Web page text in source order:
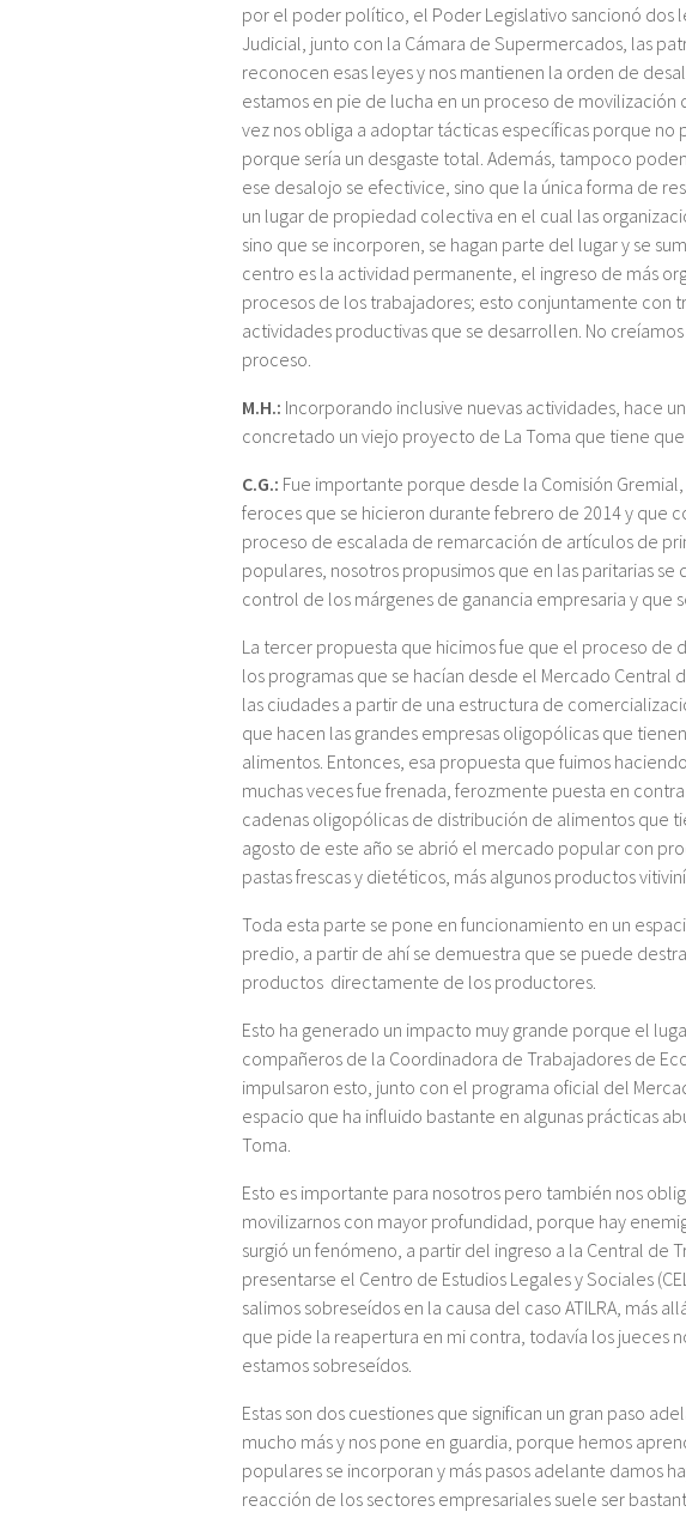
por el poder político, el Poder Legislativo sancionó
Judicial, junto con la Cámara de Supermercados, las
reconocen esas leyes y nos mantienen la orden de
estamos en pie de lucha en un proceso de
vez nos obliga a adoptar tácticas específicas porque no
porque sería un desgaste total. Además, tampoco
ese desalojo se efectivice, sino que la única forma de
un lugar de propiedad colectiva en el cual las
sino que se incorporen, se hagan parte del lugar y se
centro es la actividad permanente, el ingreso de más
procesos de los trabajadores; esto conjuntamente con
actividades productivas que se desarrollen. No
proceso.
M.H.: Incorporando inclusive nuevas actividades, hace
concretado un viejo proyecto de La Toma que tiene
C.G.: Fue importante porque desde la Comisión
feroces que se hicieron durante febrero de 2014 y que
proceso de escalada de remarcación de artículos de
populares, nosotros propusimos que en las paritarias se
control de los márgenes de ganancia empresaria y que
La tercer propuesta que hicimos fue que el proceso de
los programas que se hacían desde el Mercado Central
las ciudades a partir de una estructura de
que hacen las grandes empresas oligopólicas que
alimentos. Entonces, esa propuesta que fuimos
muchas veces fue frenada, ferozmente puesta en
cadenas oligopólicas de distribución de alimentos que
agosto de este año se abrió el mercado popular con
pastas frescas y dietéticos, más algunos productos
Toda esta parte se pone en funcionamiento en un
predio, a partir de ahí se demuestra que se puede
productos directamente de los productores.
Esto ha generado un impacto muy grande porque el
compañeros de la Coordinadora de Trabajadores de
impulsaron esto, junto con el programa oficial del
espacio que ha influido bastante en algunas prácticas
Toma.
Esto es importante para nosotros pero también nos
movilizarnos con mayor profundidad, porque hay
surgió un fenómeno, a partir del ingreso a la Central de
presentarse el Centro de Estudios Legales y Sociales
salimos sobreseídos en la causa del caso ATILRA, más
que pide la reapertura en mi contra, todavía los jueces
estamos sobreseídos.
Estas son dos cuestiones que significan un gran paso
mucho más y nos pone en guardia, porque hemos
populares se incorporan y más pasos adelante damos
reacción de los sectores empresariales suele ser